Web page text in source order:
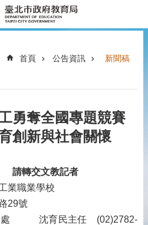
首頁 公告資訊 新聞稿
勇奪全國專題競賽
創新與社會關懷
請轉交文教記者
業職業學校
29號
習處 沈育民主任 (02)2782-